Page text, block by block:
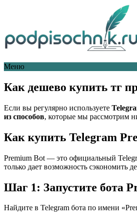
Меню
Как дешево купить тг
Если вы регулярно используете
из способов, которые мы рассмотрим
Как купить Telegram
Premium Bot — это официальный
только дает возможность сэкономить
Шаг 1: Запустите бота
Найдите в Telegram бота по имени